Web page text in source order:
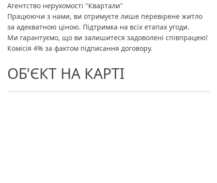
Агентство нерухомості "Квартали"
Працюючи з нами, ви отримуєте лише перевірене житло
за адекватною ціною. Підтримка на всіх етапах угоди.
Ми гарантуємо, що ви залишитеся задоволені співпрацею!
Комісія 4% за фактом підписання договору.
ОБ'ЄКТ НА КАРТІ